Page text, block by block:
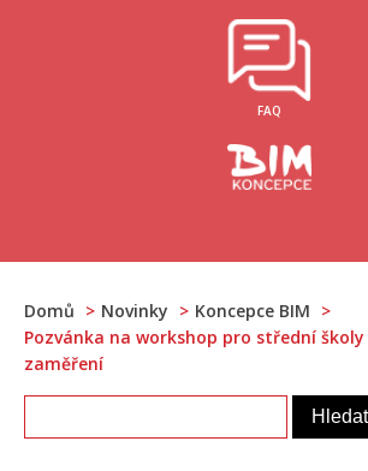
FAQ
Domů Novinky
Koncepce BIM
Pozvánka na workshop pro střední
zaměření